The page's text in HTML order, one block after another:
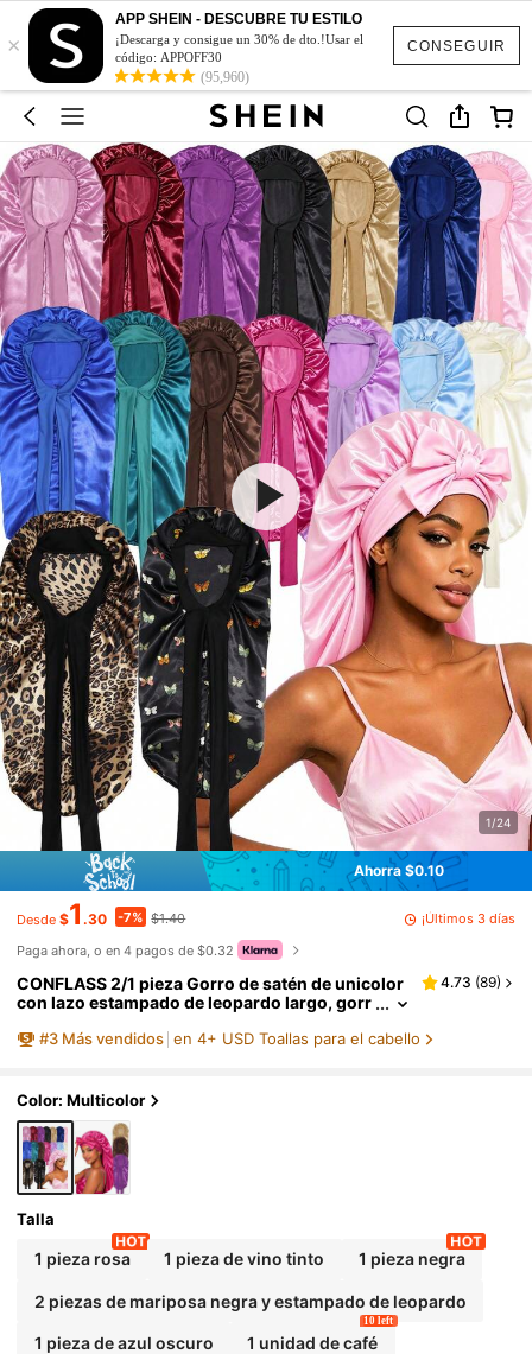
CONSEGUIR
×
APP SHEIN - DESCUBRE TU ESTILO
¡Descarga y consigue un 30% de dto.!Usar el
código: APPOFF30
(95,960)
1/24
Ahorra $0.10
Desde $1 .30 -7% $1.40
¡Últimos 3 días
Paga ahora, o en 4 pagos de $0.32
CONFLASS 2/1 pieza Gorro de satén de unicolor
con lazo estampado de leopardo largo, gorr
z, gorro para dormir extragrande, ajustable para
4.73 (89)
#3 Más vendidos en 4+ USD Toallas para el cabello
Color: Multicolor
Talla
1 pieza rosa 1 pieza de vino tinto 1 pieza negra
2 piezas de mariposa negra y estampado de leopardo
1 pieza de azul oscuro 1 unidad de café
10 left